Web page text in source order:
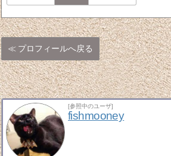
プロフィールへ戻る
[参照中のユーザ]
fishmooney